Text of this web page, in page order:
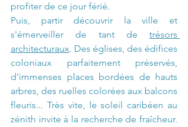
profiter de ce jour férié.
Puis, partir découvrir la ville et
s'émerveiller de tant de trésors
architecturaux. Des églises, des édifices
coloniaux parfaitement préservés,
d'immenses places bordées de hauts
arbres, des ruelles colorées aux balcons
fleuris... Très vite, le soleil caribéen au
zénith invite à la recherche de fraîcheur.